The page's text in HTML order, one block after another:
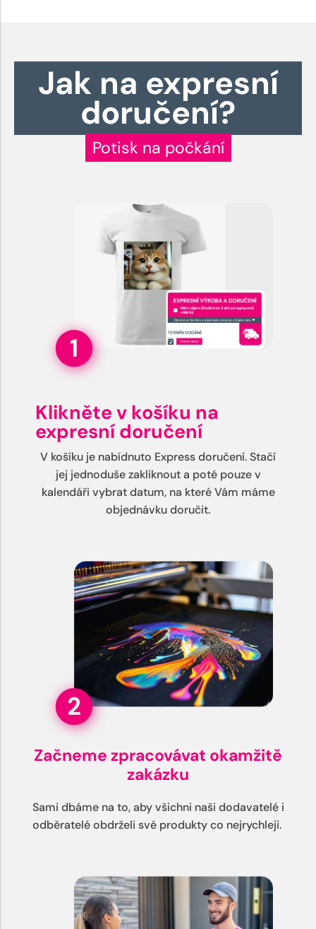
Jak na expresní
doručení?
Potisk na počkání
Klikněte v košíku na
expresní doručení
V košíku je nabídnuto Express doručení. Stačí
jej jednoduše zakliknout a poté pouze v
kalendáři vybrat datum, na které Vám máme
objednávku doručit.
Začneme zpracovávat okamžitě
zakázku
Sami dbáme na to, aby všichni naši dodavatelé i
odběratelé obdrželi své produkty co nejrychleji.